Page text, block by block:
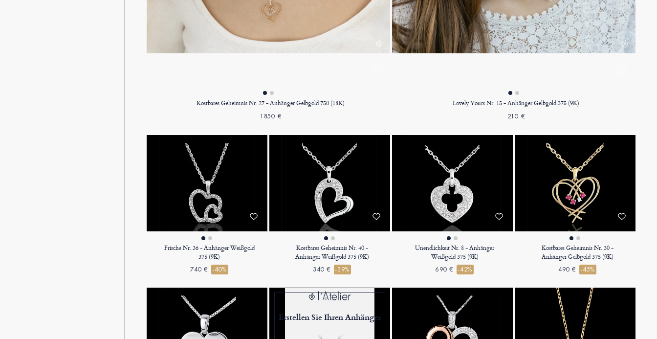
Kostbares Geheimnis Nr. 27 - Anhänger Gelbgold 750 (18K)
1850 €
Lovely Yours Nr. 15 - Anhänger Gelbgold 375 (9K)
210 €
Frische Nr. 36 - Anhänger Weißgold
375 (9K)
740 € -40%
Kostbares Geheimnis Nr. 40 -
Anhänger Weißgold 375 (9K)
340 € -39%
Unendlichkeit Nr. 8 - Anhänger
Weißgold 375 (9K)
690 € -42%
Kostbares Geheimnis Nr. 30 -
Anhänger Gelbgold 375 (9K)
490 € -45%
Erstellen Sie Ihren Anhänger